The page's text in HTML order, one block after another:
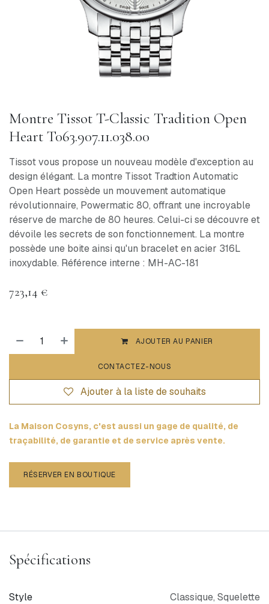
Montre Tissot T-Classic Tradition Open
Heart T063.907.11.038.00
Tissot vous propose un nouveau modèle d'exception au
design élégant. La montre Tissot Tradtion Automatic
Open Heart possède un mouvement automatique
révolutionnaire, Powermatic 80, offrant une incroyable
réserve de marche de 80 heures. Celui-ci se découvre et
dévoile les secrets de son fonctionnement. La montre
possède une boite ainsi qu'un bracelet en acier 316L
inoxydable. Référence interne : MH-AC-181
723,14 €
AJOUTER AU PANIER
CONTACTEZ-NOUS
Ajouter à la liste de souhaits
La Maison Cosyns, c'est aussi un gage de qualité, de
traçabilité, de garantie et de service après vente.
RÉSERVER EN BOUTIQUE
Spécifications
Style Classique, Squelette